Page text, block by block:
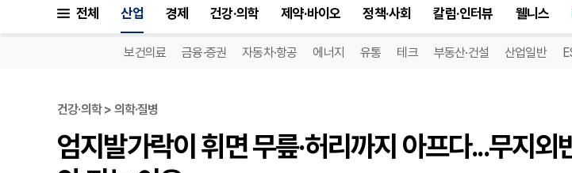
전체 산업 경제 건강·의학 제약·바이오 정책·사회 칼럼·인터뷰 웰니스
보건의료 금융·증권 자동차·항공 에너지 유통 테크 부동산·건설 산업일반
건강·의학 > 의학·질병
엄지발가락이 휘면 무릎·허리까지 아프다...무지외